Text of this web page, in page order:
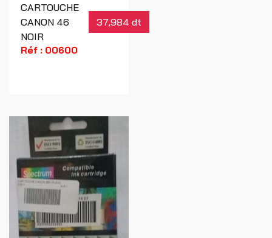
CARTOUCHE
CANON 46
NOIR
37,984 dt
Réf : 00600